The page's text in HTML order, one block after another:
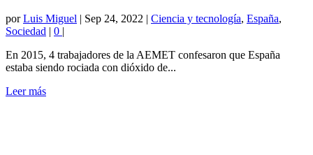
porLuis Miguel | Sep 24, 2022 | Ciencia y tecnología, España,
Sociedad | 0 |
En 2015, 4 trabajadores de la AEMET confesaron que España
estaba siendo rociada con dióxido de...
Leer más